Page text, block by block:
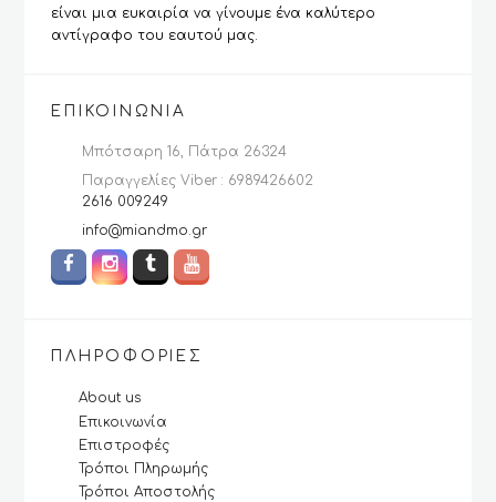
είναι μια ευκαιρία να γίνουμε ένα καλύτερο
αντίγραφο του εαυτού μας.
ΕΠΙΚΟΙΝΩΝΊΑ
Μπότσαρη 16, Πάτρα 26324
Παραγγελίες Viber : 6989426602
2616 009249
info@miandmo.gr
ΠΛΗΡΟΦΟΡΊΕΣ
About us
Επικοινωνία
Επιστροφές
Τρόποι Πληρωμής
Τρόποι Αποστολής